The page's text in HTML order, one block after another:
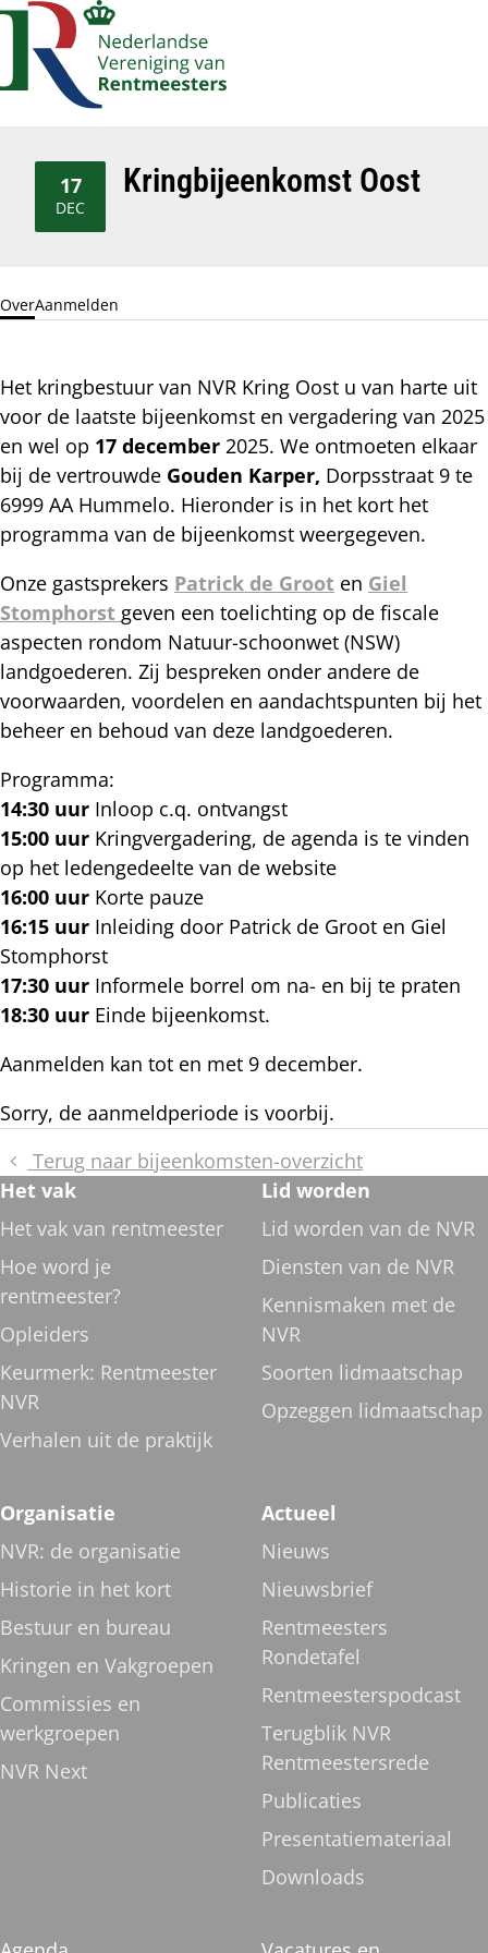
17
DEC2025
Kringbijeenkomst Oost
OverAanmelden
Het kringbestuur van NVR Kring Oost u van harte uit
voor de laatste bijeenkomst en vergadering van 2025
en wel op 17 december 2025. We ontmoeten elkaar
bij de vertrouwde Gouden Karper, Dorpsstraat 9 te
6999 AA Hummelo. Hieronder is in het kort het
programma van de bijeenkomst weergegeven.
Onze gastsprekers Patrick de Groot en Giel
Stomphorst geven een toelichting op de fiscale
aspecten rondom Natuur-schoonwet (NSW)
landgoederen. Zij bespreken onder andere de
voorwaarden, voordelen en aandachtspunten bij het
beheer en behoud van deze landgoederen.
Programma:
14:30 uur Inloop c.q. ontvangst
15:00 uur Kringvergadering, de agenda is te vinden
op het ledengedeelte van de website
16:00 uur Korte pauze
16:15 uur Inleiding door Patrick de Groot en Giel
Stomphorst
17:30 uur Informele borrel om na- en bij te praten
18:30 uur Einde bijeenkomst.
Aanmelden kan tot en met 9 december.
Aanmelden
Sorry, de aanmeldperiode is voorbij.
Terug naar bijeenkomsten-overzicht
Footer
navigatie
Het vak
Het vak van rentmeester
Hoe word je
rentmeester?
Opleiders
Keurmerk: Rentmeester
NVR
Verhalen uit de praktijk
Lid worden
Lid worden van de NVR
Diensten van de NVR
Kennismaken met de
NVR
Soorten lidmaatschap
Opzeggen lidmaatschap
Organisatie
NVR: de organisatie
Historie in het kort
Bestuur en bureau
Kringen en Vakgroepen
Commissies en
werkgroepen
NVR Next
Actueel
Nieuws
Nieuwsbrief
Rentmeesters
Rondetafel
Rentmeesterspodcast
Terugblik NVR
Rentmeestersrede
Publicaties
Presentatiemateriaal
Downloads